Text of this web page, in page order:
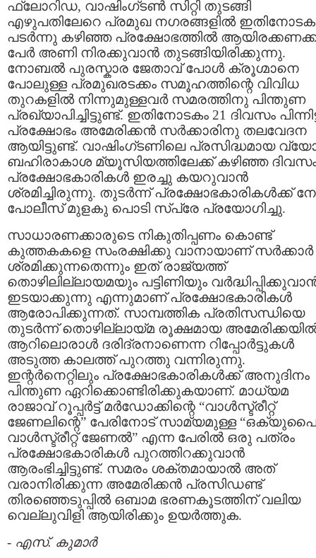
ഫ്ലോറിഡ, വാഷിംഗ്‌ടണ്‍ സിറ്റി തുടങ്ങി
എഴുപതിലേറെ പ്രമുഖ നഗരങ്ങളില്‍
പടര്‍ന്നു കഴിഞ്ഞ പ്രക്ഷോഭത്തില്‍
പേര്‍ അണി നിരക്കുവാന്‍ തുടങ്ങിയിരിക്കുന്നു.
നോബല്‍ പുരസ്കാര ജേതാവ് പോള്‍ ക്രൂഗ്മാനെ
പോലുള്ള പ്രമുഖരടക്കം സമൂഹത്തിന്റെ വിവിധ
തുറകളില്‍ നിന്നുമുള്ളവര്‍ സമരത്തിനു പിന്തുണ
പ്രഖ്യാപിച്ചിട്ടുണ്ട്. ഇതിനോടകം 21 ദിവസം
പ്രക്ഷോഭം അമേരിക്കന്‍ സര്‍ക്കാരിനു തലവേദന
ആയിട്ടുണ്ട്. വാഷിംഗ്‌ടണിലെ പ്രസിദ്ധമായ
ബഹിരാകാശ മ്യൂ‍സിയത്തിലേക്ക് കഴിഞ്ഞ
പ്രക്ഷോഭകാരികള്‍ ഇരച്ചു കയറുവാന്‍
ശ്രമിച്ചിരുന്നു. തുടര്‍ന്ന് പ്രക്ഷോഭകാരികള്‍ക്ക്
പോലീസ് മുളകു പൊടി സ്പ്രേ പ്രയോഗിച്ചു.
സാധാരണക്കാരുടെ നികുതിപ്പണം കൊണ്ട്
കുത്തകകളെ സംരക്ഷിക്കു വാനായാണ് സര്‍ക്കാര്‍
ശ്രമിക്കുന്നതെന്നും ഇത് രാജ്യത്ത്
തൊഴിലില്ലായമയും പട്ടിണിയും
ഇടയാക്കുന്നു എന്നുമാണ് പ്രക്ഷോഭകാരികള്‍
ആരോപിക്കുന്നത്. സാമ്പത്തിക പ്രതിസന്ധിയെ
തുടര്‍ന്ന്‍ തൊഴില്ലായ്മ രൂക്ഷമായ
ആറിലൊരാള്‍ ദരിദ്രനാണെന്ന റിപ്പോ‍ര്‍ട്ടുകള്‍
അടുത്ത കാലത്ത് പുറത്തു വന്നിരുന്നു.
ഇന്റര്‍നെറ്റിലും പ്രക്ഷോഭകാരികള്‍ക്ക് അനുദിനം
പിന്തുണ ഏറിക്കൊണ്ടിരിക്കുകയാണ്. മാധ്യമ
രാജാവ് റൂപ്പര്‍ട്ട് മര്‍ഡോക്കിന്റെ “വാള്‍സ്ട്രീറ്റ്
ജേണലിന്റെ” പേരിനോട് സാമ്യമുള്ള “ഒക്യുപൈ
വാള്‍സ്ട്രീറ്റ് ജേണല്‍” എന്ന പേരില്‍ ഒരു പത്രം
പ്രക്ഷോഭകാരികള്‍ പുറത്തിറക്കുവാന്‍
ആരംഭിച്ചിട്ടുണ്ട്. സമരം ശക്തമായാല്‍ അത്
വരാനിരിക്കുന്ന അമേരിക്കന്‍ പ്രസിഡണ്ട്
തിരഞ്ഞെടുപ്പില്‍ ഒബാമ ഭരണകൂടത്തിന് വലിയ
വെല്ലുവിളി ആയിരിക്കും ഉയര്‍ത്തുക.
- എസ്. കുമാര്‍